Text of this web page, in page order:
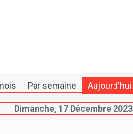
Par semaine Aujourd'hui
Dimanche, 17 Décembre 2023